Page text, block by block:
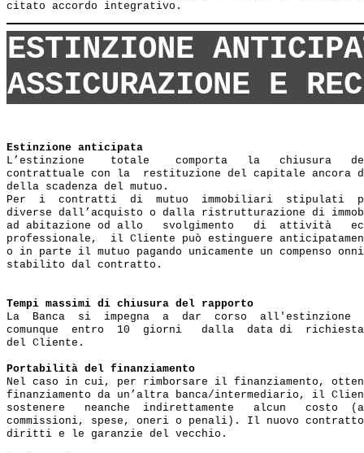
ESTINZIONE
ASSICURAZIONE E
Estinzione anticipata
L’estinzione    totale    comporta   la   chiusura
contrattuale con la  restituzione del capitale ancora
della scadenza del mutuo.
Per  i  contratti  di  mutuo  immobiliari  stipulati
diverse dall’acquisto o dalla ristrutturazione di
ad abitazione od allo   svolgimento   di  attività
professionale,  il Cliente può estinguere
o in parte il mutuo pagando unicamente un compenso
stabilito dal contratto.
Tempi massimi di chiusura del rapporto
La  Banca  si  impegna  a  dar  corso  all'estinzione
comunque  entro  10  giorni   dalla  data di
del Cliente.
Portabilità del finanziamento
Nel caso in cui, per rimborsare il finanziamento,
finanziamento da un’altra banca/intermediario, il
sostenere   neanche  indirettamente   alcun   costo
commissioni, spese, oneri o penali). Il nuovo
diritti e le garanzie del vecchio.